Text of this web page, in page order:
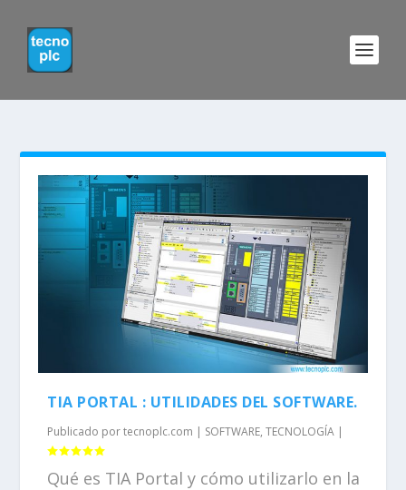
TIA PORTAL : UTILIDADES DEL SOFTWARE.
Publicado portecnoplc.com | SOFTWARE,TECNOLOGÍA |
Qué es TIA Portal y cómo utilizarlo en la